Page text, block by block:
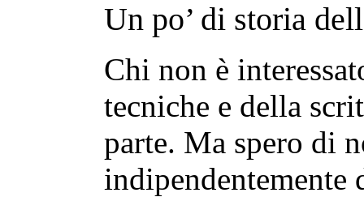
Un po’ di storia
Chi non è
tecniche e della
parte. Ma spero di
indipendentemente